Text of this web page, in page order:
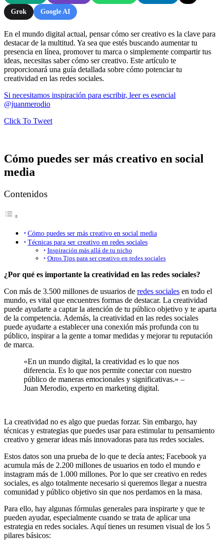
Grok Google AI
En el mundo digital actual, pensar cómo ser creativo es la clave para
destacar de la multitud. Ya sea que estés buscando aumentar tu
presencia en línea, promover tu marca o simplemente compartir tus
ideas, necesitas saber cómo ser creativo. Este artículo te
proporcionará una guía detallada sobre cómo potenciar tu
creatividad en las redes sociales.
Si necesitamos inspiración para escribir, leer es esencial
@juanmerodio
Click To Tweet
Cómo puedes ser más creativo en social
media
Contenidos
Cómo puedes ser más creativo en social media
Técnicas para ser creativo en redes sociales
Inspiración más allá de tu nicho
Otros Tips para ser creativo en redes sociales
¿Por qué es importante la creatividad en las redes sociales?
Con más de 3.500 millones de usuarios de redes sociales en todo el
mundo, es vital que encuentres formas de destacar. La creatividad
puede ayudarte a captar la atención de tu público objetivo y te aparta
de la competencia. Además, la creatividad en las redes sociales
puede ayudarte a establecer una conexión más profunda con tu
público, inspirar a la gente a tomar medidas y mejorar tu reputación
de marca.
«En un mundo digital, la creatividad es lo que nos
diferencia. Es lo que nos permite conectar con nuestro
público de maneras emocionales y significativas.» –
Juan Merodio, experto en marketing digital.
La creatividad no es algo que puedas forzar. Sin embargo, hay
técnicas y estrategias que puedes usar para estimular tu pensamiento
creativo y generar ideas más innovadoras para tus redes sociales.
Estos datos son una prueba de lo que te decía antes; Facebook ya
acumula más de 2.200 millones de usuarios en todo el mundo e
instagram más de 1.000 millones. Por lo que ser creativo en redes
sociales, es algo totalmente necesario si queremos llegar a nuestra
comunidad y público objetivo sin que nos perdamos en la masa.
Para ello, hay algunas fórmulas generales para inspirarte y que te
pueden ayudar, especialmente cuando se trata de aplicar una
estrategia en redes sociales. Aquí tienes un resumen visual de los 5
pilares básicos: